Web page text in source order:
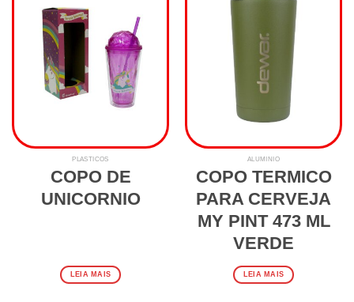
PLASTICOS
COPO DE
UNICORNIO
LEIA MAIS
ALUMINIO
COPO TERMICO
PARA CERVEJA
MY PINT 473 ML
VERDE
LEIA MAIS